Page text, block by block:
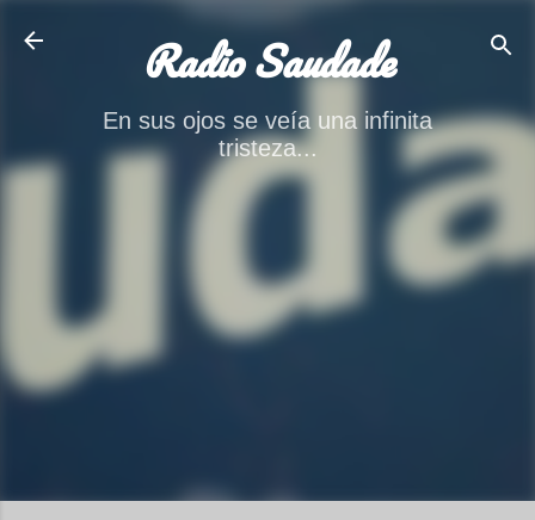
Radio Saudade
En sus ojos se veía una infinita
tristeza...